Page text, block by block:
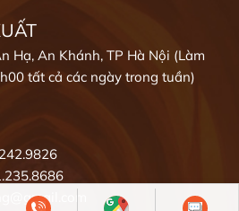
Hạ, An Khánh, TP Hà Nội (Làm
tất cả các ngày trong tuần)